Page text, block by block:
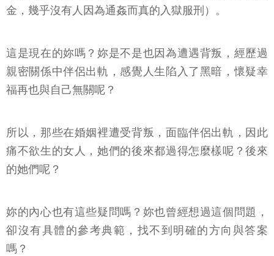
金，幾乎沒有人因為通姦而真的入獄服刑）。
這是現在的妳嗎？妳是不是也因為遭遇背叛，經歷過
親密關係中伴侶出軌，感覺人生陷入了黑暗，懷疑幸
福再也與自己無關呢？
所以，那些在婚姻裡遭受背叛，面臨伴侶出軌，因此
痛不欲生的女人，她們的後來都過得怎麼樣呢？後來
的她們呢？
妳的內心也有這些疑問嗎？妳也曾經想過這個問題，
卻沒有具體的參考典範，找不到明確的方向與答案
嗎？